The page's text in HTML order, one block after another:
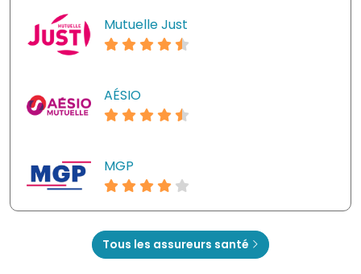
Mutuelle Just
AÉSIO
MGP
Tous les assureurs santé